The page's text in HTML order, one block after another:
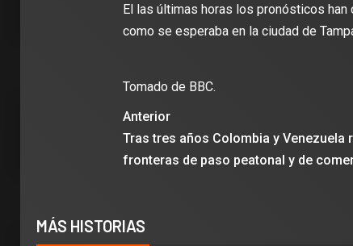
El las últimas horas los pronósticos
como se esperaba en la ciudad de
Tomado de BBC.
Anterior
Tras tres años Colombia y Venezuela
fronteras de paso peatonal y de
MÁS HISTORIAS